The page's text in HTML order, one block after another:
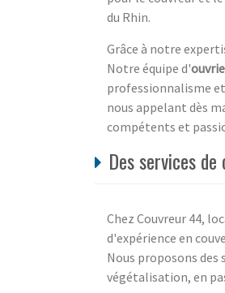
du Rhin.
Grâce à notre
Notre équipe d'
professionnalisme
nous appelant dès
compétents et
Des services
Chez Couvreur 44,
d'expérience en
Nous proposons des
végétalisation, en